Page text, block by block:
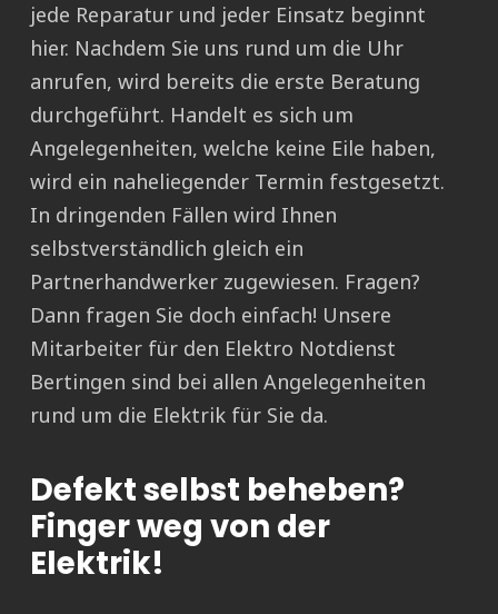
jede Reparatur und jeder Einsatz beginnt
hier. Nachdem Sie uns rund um die Uhr
anrufen, wird bereits die erste Beratung
durchgeführt. Handelt es sich um
Angelegenheiten, welche keine Eile haben,
wird ein naheliegender Termin festgesetzt.
In dringenden Fällen wird Ihnen
selbstverständlich gleich ein
Partnerhandwerker zugewiesen. Fragen?
Dann fragen Sie doch einfach! Unsere
Mitarbeiter für den Elektro Notdienst
Bertingen sind bei allen Angelegenheiten
rund um die Elektrik für Sie da.
Defekt selbst beheben?
Finger weg von der
Elektrik!